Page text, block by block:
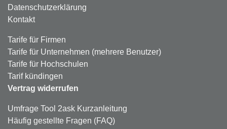
Datenschutzerklärung
Kontakt
Tarife für Firmen
Tarife für Unternehmen (mehrere Benutzer)
Tarife für Hochschulen
Tarif kündingen
Vertrag widerrufen
Umfrage Tool 2ask Kurzanleitung
Häufig gestellte Fragen (FAQ)